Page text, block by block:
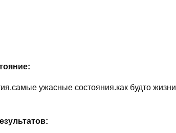
ужасные состояния.как будто жизни